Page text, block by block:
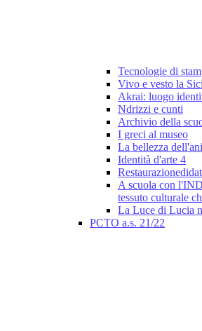
Tecnologie di
Vivo e vesto la
Akrai: luogo
Ndrizzi e cunti
Archivio della
I greci al museo
La bellezza
Identità d'arte 4
A scuola con
tessuto culturale
La Luce di Lucia
PCTO a.s. 21/22